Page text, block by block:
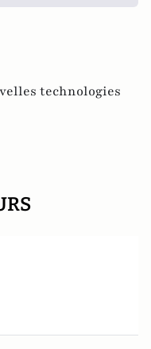
technologies